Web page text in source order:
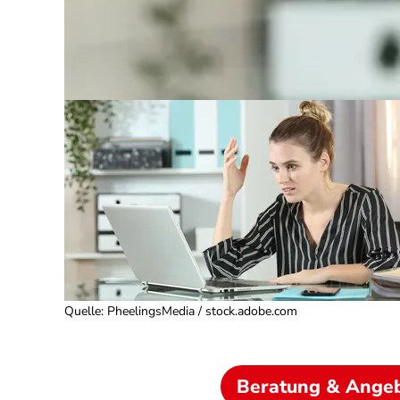
Quelle: PheelingsMedia / stock.adobe.com
Beratung &